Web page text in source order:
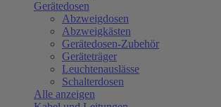
Gerätedosen
Abzweigdosen
Abzweigkästen
Gerätedosen-Zubehör
Geräteträger
Leuchtenauslässe
Schalterdosen
Alle anzeigen